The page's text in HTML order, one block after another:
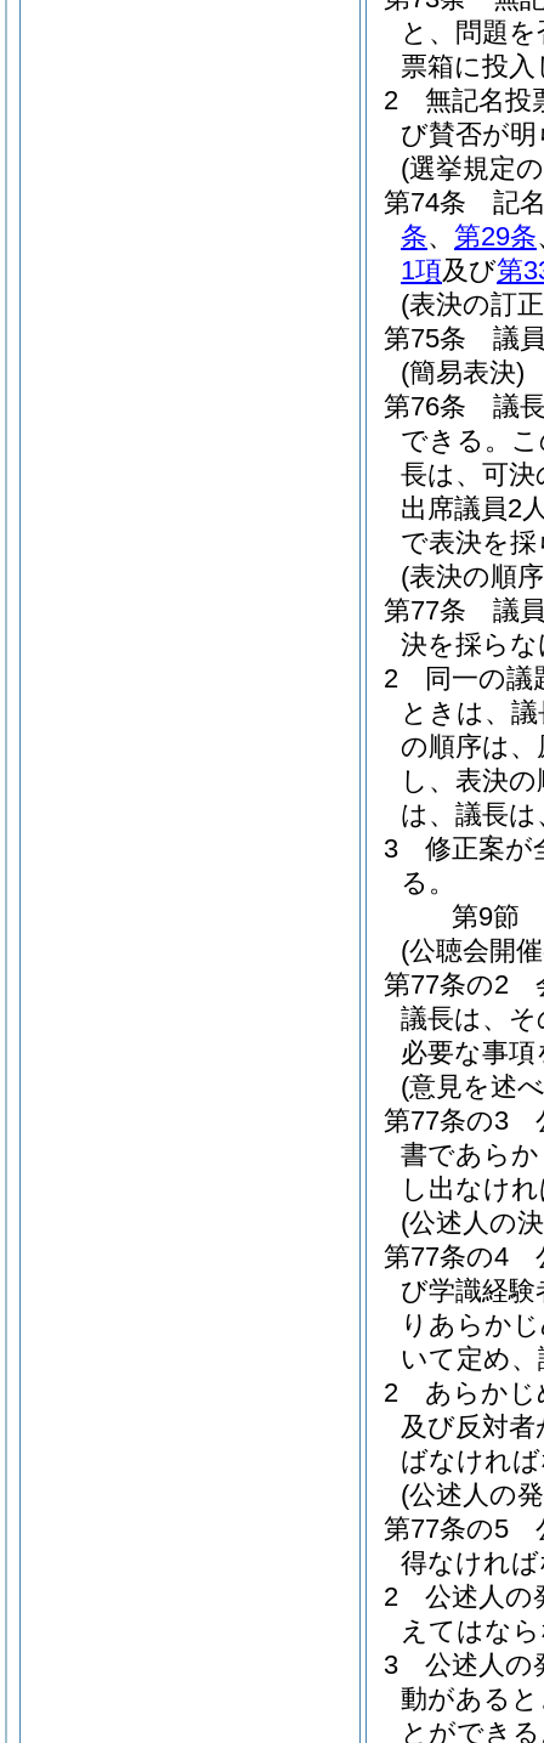
と、問題
票箱に投
2
無記名投
び賛否が
(選挙規定
第74条
記
条、 第29条
1項及び第
(表決の訂
第75条
議
(簡易表決)
第76条
議
できる。
長は、可
出席議員2
で表決を
(表決の順
第77条
議
決を採ら
2
同一の
ときは、
の順序は
し、表決
は、議長
3
修正案が
る。
第9節
(公聴会開
第77条の2
議長は、
必要な事
(意見を述
第77条の3
書であら
し出なけ
(公述人の
第77条の4
び学識経験
りあらか
いて定め
2
あらかじ
及び反対
ばなけれ
(公述人の
第77条の5
得なけれ
2
公述人の
えてはな
3
公述人の
動がある
とができ